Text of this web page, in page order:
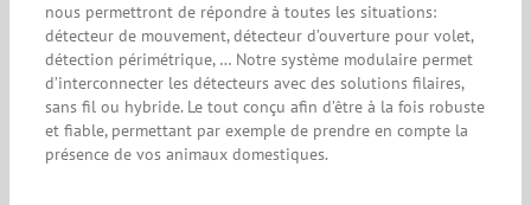
nous permettront de répondre à toutes les situations:
détecteur de mouvement, détecteur d’ouverture pour volet,
détection périmétrique, … Notre système modulaire permet
d’interconnecter les détecteurs avec des solutions filaires,
sans fil ou hybride. Le tout conçu afin d’être à la fois robuste
et fiable, permettant par exemple de prendre en compte la
présence de vos animaux domestiques.